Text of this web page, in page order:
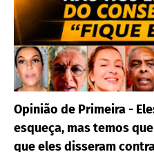
Opinião de Primeira -
esqueça, mas temos
que eles disseram